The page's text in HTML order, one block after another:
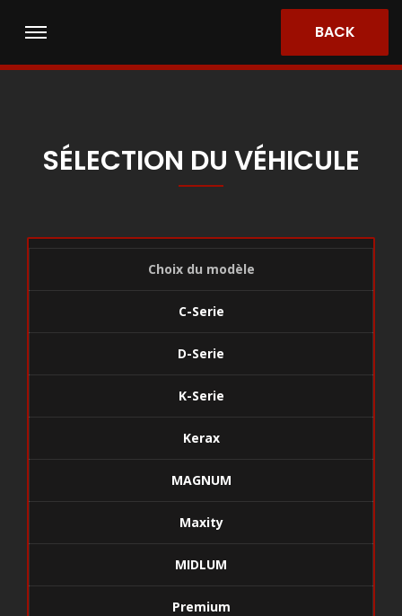
BACK
SÉLECTION DU VÉHICULE
Choix du modèle
C-Serie
D-Serie
K-Serie
Kerax
MAGNUM
Maxity
MIDLUM
Premium